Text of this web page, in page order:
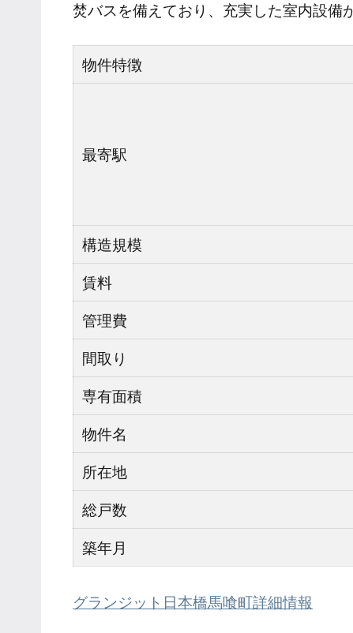
焚バスを備えており、充実した室内設備
物件特徴
最寄駅
構造規模
賃料
管理費
間取り
専有面積
物件名
所在地
総戸数
築年月
グランジット日本橋馬喰町詳細情報